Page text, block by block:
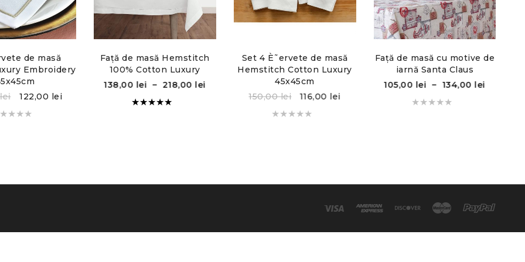
de masă
Embroidery
lei 122,00 lei
Față de masă Hemstitch
100% Cotton Luxury
138,00 lei – 218,00 lei
Set 4 È˜ervete de masă
Hemstitch Cotton Luxury
45x45cm
150,00lei 116,00 lei
Față de masă cu motive de
iarnă Santa Claus
105,00 lei – 134,00 lei